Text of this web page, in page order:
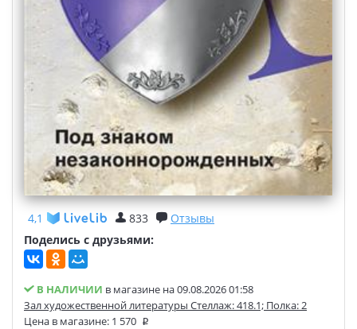
4,1 833
Отзывы
Поделись с друзьями:
В НАЛИЧИИ в магазине на 09.08.2026 01:58
Зал художественной литературы Стеллаж: 418.1; Полка: 2
Цена в магазине: 1 570